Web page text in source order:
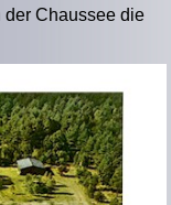
der Chaussee die